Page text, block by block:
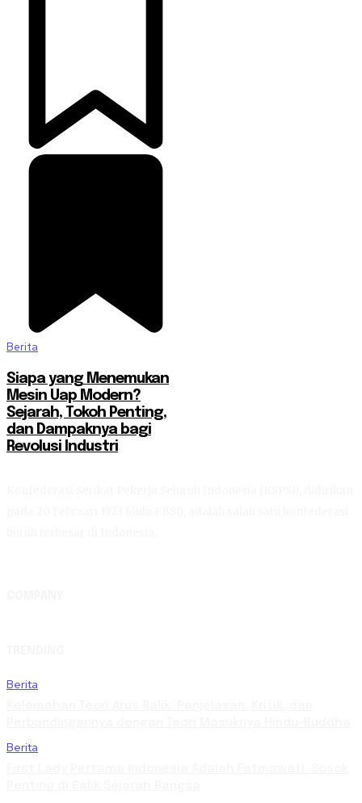
Berita
Siapa yang Menemukan
Mesin Uap Modern?
Sejarah, Tokoh Penting,
dan Dampaknya bagi
Revolusi Industri
Berita
Berita